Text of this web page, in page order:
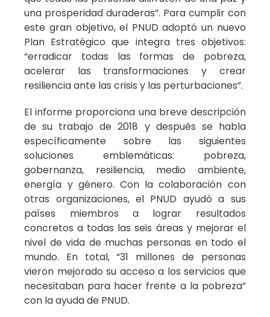
una prosperidad duraderas”. Para cumplir con
este gran objetivo, el PNUD adoptó un nuevo
Plan Estratégico que integra tres objetivos:
“erradicar todas las formas de pobreza,
acelerar las transformaciones y crear
resiliencia ante las crisis y las perturbaciones”.
El informe proporciona una breve descripción
de su trabajo de 2018 y después se habla
específicamente sobre las siguientes
soluciones emblemáticas: pobreza,
gobernanza, resiliencia, medio ambiente,
energía y género. Con la colaboración con
otras organizaciones, el PNUD ayudó a sus
países miembros a lograr resultados
concretos a todas las seis áreas y mejorar el
nivel de vida de muchas personas en todo el
mundo. En total, “31 millones de personas
vieron mejorado su acceso a los servicios que
necesitaban para hacer frente a la pobreza”
con la ayuda de PNUD.